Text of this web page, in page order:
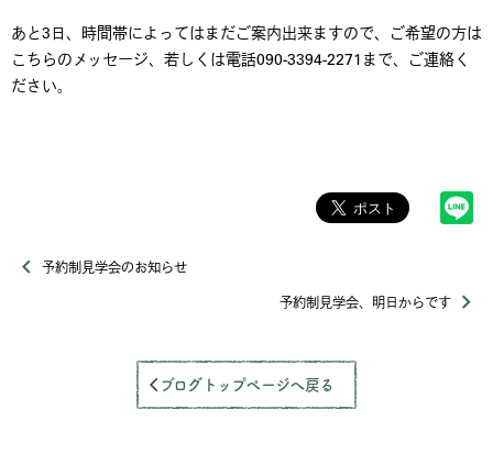
あと3日、時間帯によってはまだご案内出来ますので、ご希望の方は
こちらのメッセージ、若しくは電話090-3394-2271まで、ご連絡く
ださい。
予約制見学会のお知らせ
予約制見学会、明日からです
ブログトップページへ戻る